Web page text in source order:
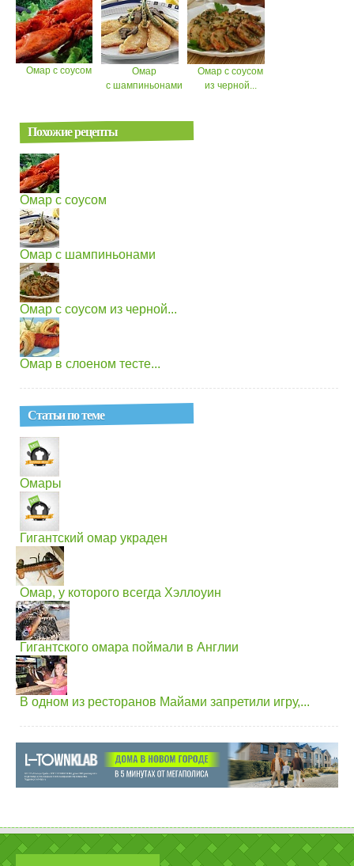
Омар с соусом
Омар
с шампиньонами
Омар с соусом
из черной...
Похожие рецепты
Омар с соусом
Омар с шампиньонами
Омар с соусом из черной...
Омар в слоеном тесте...
Статьи по теме
Омары
Гигантский омар украден
Омар, у которого всегда Хэллоуин
Гигантского омара поймали в Англии
В одном из ресторанов Майами запретили игру,...